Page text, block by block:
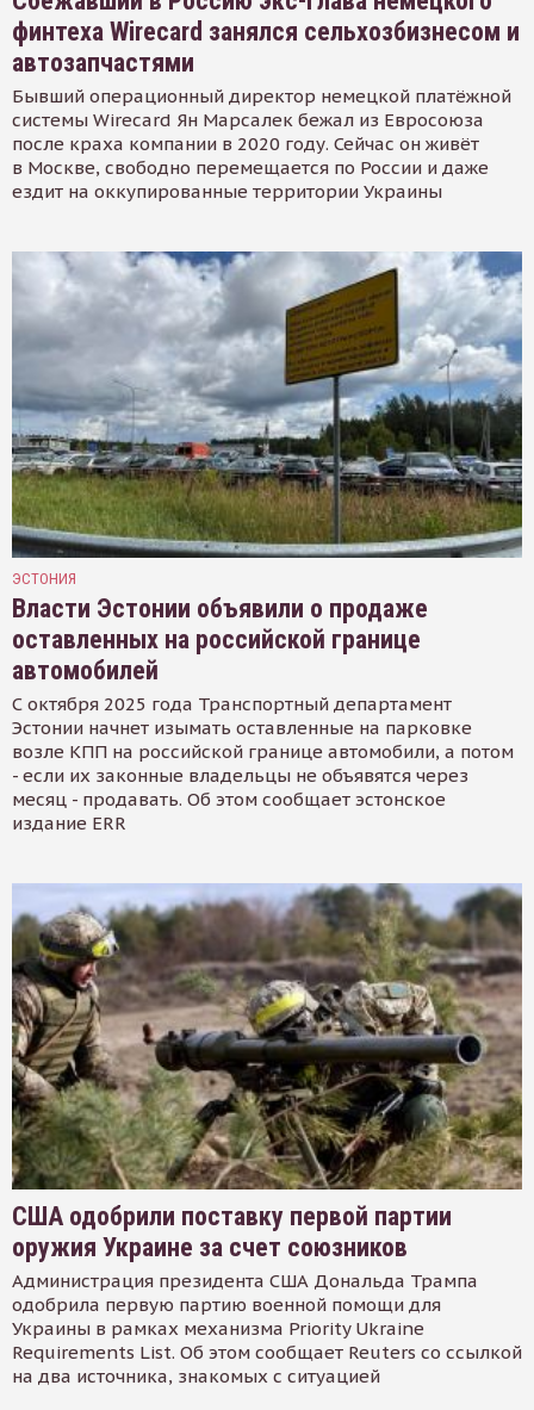
финтеха Wirecard занялся сельхозбизнесом и
автозапчастями
Бывший операционный директор немецкой платёжной
системы Wirecard Ян Марсалек бежал из Евросоюза
после краха компании в 2020 году. Сейчас он живёт
в Москве, свободно перемещается по России и даже
ездит на оккупированные территории Украины
ЭСТОНИЯ
Власти Эстонии объявили о продаже
оставленных на российской границе
автомобилей
С октября 2025 года Транспортный департамент
Эстонии начнет изымать оставленные на парковке
возле КПП на российской границе автомобили, а потом
- если их законные владельцы не объявятся через
месяц - продавать. Об этом сообщает эстонское
издание ERR
США одобрили поставку первой партии
оружия Украине за счет союзников
Администрация президента США Дональда Трампа
одобрила первую партию военной помощи для
Украины в рамках механизма Priority Ukraine
Requirements List. Об этом сообщает Reuters со ссылкой
на два источника, знакомых с ситуацией